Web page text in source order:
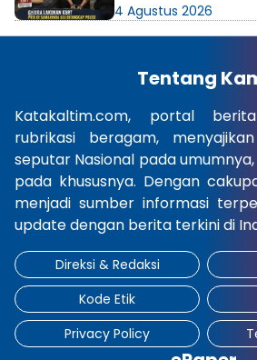
4 Agustus 2026
Tentang
Katakaltim.com, portal
rubrikasi beragam,
seputar Nasional pada
pada khususnya. Dengan
menjadi sumber informasi
update dengan berita terkini di
Direksi & Redaksi
Kode Etik
Privacy Policy